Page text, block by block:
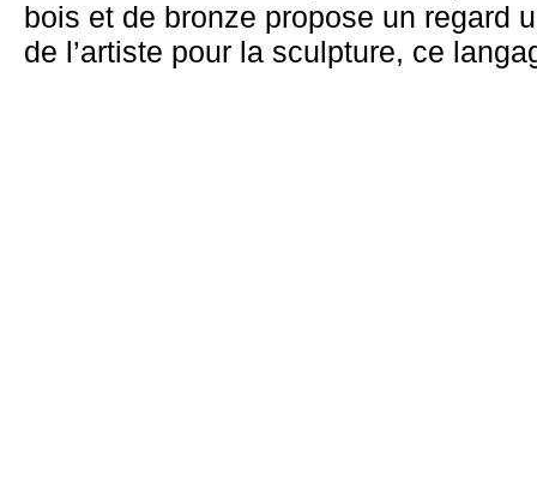
bois et de bronze propose un regard
de l’artiste pour la sculpture, ce